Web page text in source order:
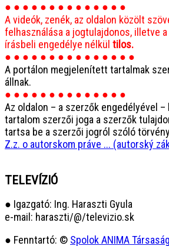
● ● ● ● ● ● ● ● ● ● ● ● ● ●
A videók, zenék, az oldalon közölt
felhasználása a jogtulajdonos, illetve
írásbeli engedélye nélkül tilos.
● ● ● ● ● ● ● ● ● ● ● ● ● ● ●
A portálon megjelenített tartalmak
állnak.
● ● ● ● ● ● ● ● ● ● ● ● ● ●
Az oldalon – a szerzők engedélyével
tartalom szerzői joga a szerzők
tartsa be a szerzői jogról szóló
Z.z. o autorskom práve ... (autorský
TELEVÍZIÓ
● Igazgató: Ing. Haraszti Gyula
e-mail: haraszti/@/televizio.sk
● Fenntartó: © Spolok ANIMA Társaság